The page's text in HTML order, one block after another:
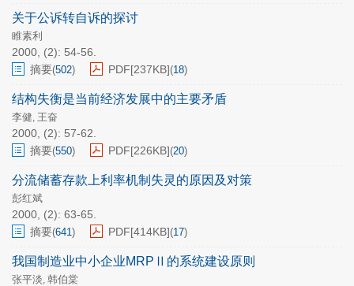
关于公诉转自诉的探讨
睢素利
2000, (2): 54-56.
摘要(502) PDF[237KB](18)
结构失衡是当前经济发展中的主要矛盾
李健, 王奋
2000, (2): 57-62.
摘要(550) PDF[226KB](20)
分流储蓄存款上利率机制失灵的原因及对策
彭红斌
2000, (2): 63-65.
摘要(641) PDF[414KB](17)
我国制造业中小企业MRPⅡ的系统建设原则
张平淡, 韩伯棠